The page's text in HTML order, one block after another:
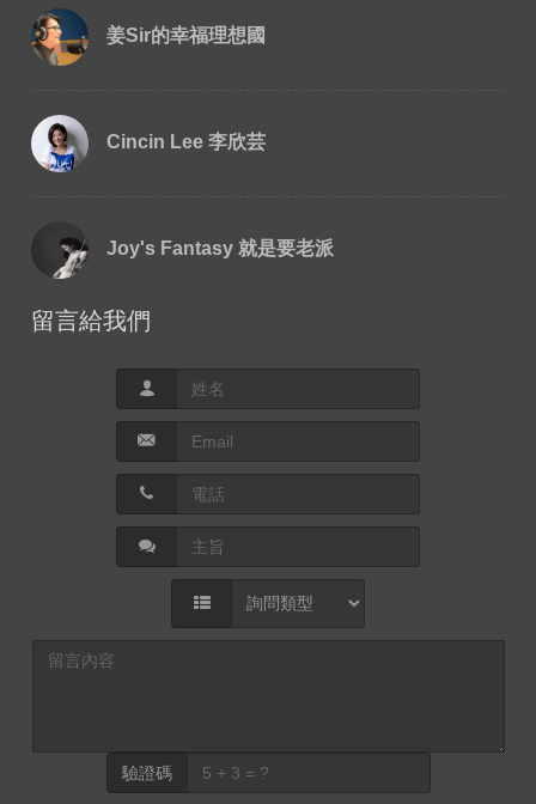
姜Sir的幸福理想國
Cincin Lee 李欣芸
Joy's Fantasy 就是要老派
留言給我們
驗證碼